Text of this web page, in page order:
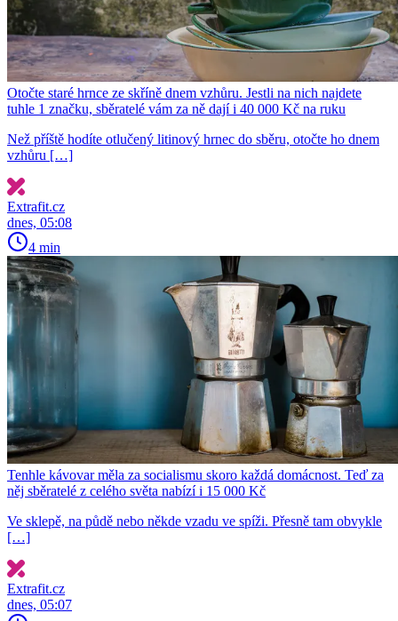
Otočte staré hrnce ze skříně dnem vzhůru. Jestli na nich najdete
tuhle 1 značku, sběratelé vám za ně dají i 40 000 Kč na ruku
Než příště hodíte otlučený litinový hrnec do sběru, otočte ho dnem
vzhůru […]
Extrafit.cz
dnes, 05:08
4 min
Tenhle kávovar měla za socialismu skoro každá domácnost. Teď za
něj sběratelé z celého světa nabízí i 15 000 Kč
Ve sklepě, na půdě nebo někde vzadu ve spíži. Přesně tam obvykle
[…]
Extrafit.cz
dnes, 05:07